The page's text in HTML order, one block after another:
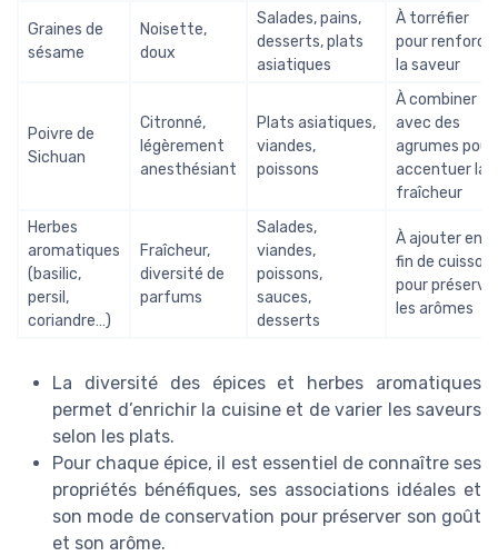
Graines de
sésame
Noisette,
doux
Salades, pains,
desserts, plats
asiatiques
À torréfier
pour
la saveur
Poivre de
Sichuan
Citronné,
légèrement
anesthésiant
Plats asiatiques,
viandes,
poissons
À combiner
avec des
agrumes pour
accentuer la
fraîcheur
Herbes
aromatiques
(basilic,
persil,
coriandre…)
Fraîcheur,
diversité de
parfums
Salades,
viandes,
poissons,
sauces,
desserts
À ajouter en
fin de cuisson
pour
les arômes
La diversité des épices et herbes aromatiques
permet d’enrichir la cuisine et de varier les saveurs
selon les plats.
Pour chaque épice, il est essentiel de connaître ses
propriétés bénéfiques, ses associations idéales et
son mode de conservation pour préserver son goût
et son arôme.